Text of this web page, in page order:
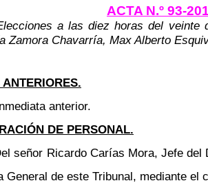
ACTA N.º 93-
a las diez horas del
Zamora Chavarría, Max Alberto
anterior.
DE PERSONAL.
señor Ricardo Carías Mora, Jefe del
de este Tribunal, mediante el